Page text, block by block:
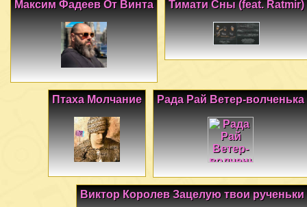
Тимати Сны (feat. Ratmir)
Максим Фадеев От Винта
Рада Рай Ветер-волченька
Птаха Молчание
Виктор Королев Зацелую твои рученьки